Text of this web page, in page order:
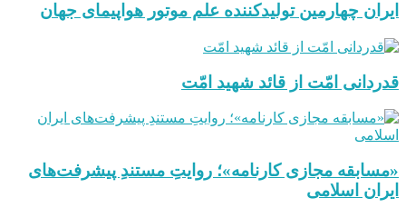
ایران چهارمین تولیدکننده علم موتور هواپیمای جهان
قدردانی امّت از قائد شهید امّت
«مسابقه مجازی کارنامه»؛ روایتِ مستندِ پیشرفت‌های
ایران اسلامی